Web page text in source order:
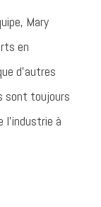
Mary
en
d’autres
sont toujours
l’industrie à